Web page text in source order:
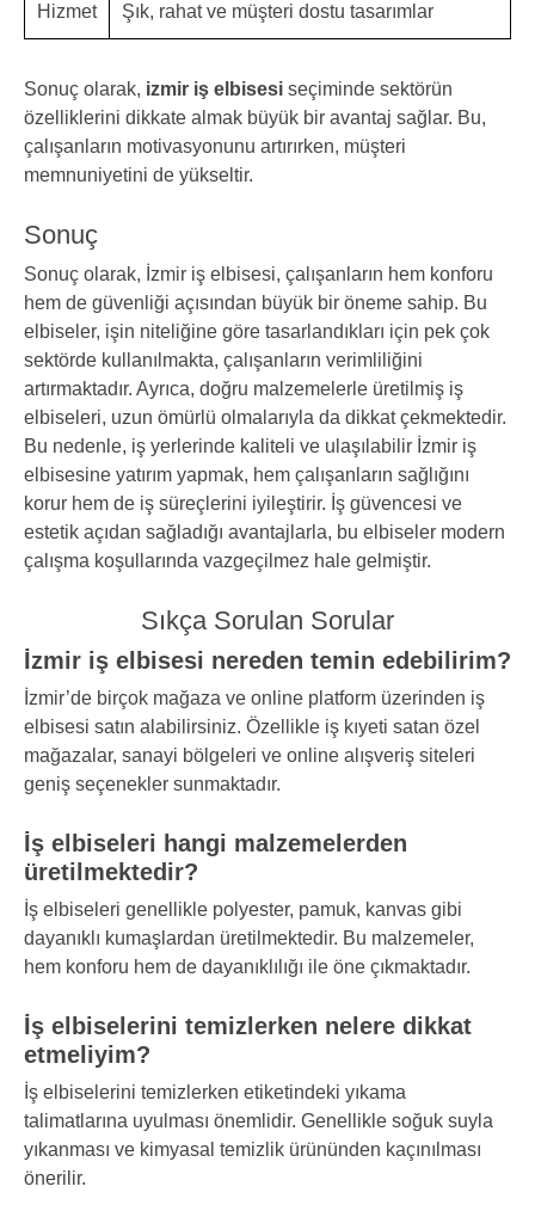
Hizmet Şık, rahat ve müşteri dostu tasarımlar
Sonuç olarak, izmir iş elbisesi seçiminde sektörün
özelliklerini dikkate almak büyük bir avantaj sağlar. Bu,
çalışanların motivasyonunu artırırken, müşteri
memnuniyetini de yükseltir.
Sonuç
Sonuç olarak, İzmir iş elbisesi, çalışanların hem konforu
hem de güvenliği açısından büyük bir öneme sahip. Bu
elbiseler, işin niteliğine göre tasarlandıkları için pek çok
sektörde kullanılmakta, çalışanların verimliliğini
artırmaktadır. Ayrıca, doğru malzemelerle üretilmiş iş
elbiseleri, uzun ömürlü olmalarıyla da dikkat çekmektedir.
Bu nedenle, iş yerlerinde kaliteli ve ulaşılabilir İzmir iş
elbisesine yatırım yapmak, hem çalışanların sağlığını
korur hem de iş süreçlerini iyileştirir. İş güvencesi ve
estetik açıdan sağladığı avantajlarla, bu elbiseler modern
çalışma koşullarında vazgeçilmez hale gelmiştir.
Sıkça Sorulan Sorular
İzmir iş elbisesi nereden temin edebilirim?
İzmir’de birçok mağaza ve online platform üzerinden iş
elbisesi satın alabilirsiniz. Özellikle iş kıyeti satan özel
mağazalar, sanayi bölgeleri ve online alışveriş siteleri
geniş seçenekler sunmaktadır.
İş elbiseleri hangi malzemelerden
üretilmektedir?
İş elbiseleri genellikle polyester, pamuk, kanvas gibi
dayanıklı kumaşlardan üretilmektedir. Bu malzemeler,
hem konforu hem de dayanıklılığı ile öne çıkmaktadır.
İş elbiselerini temizlerken nelere dikkat
etmeliyim?
İş elbiselerini temizlerken etiketindeki yıkama
talimatlarına uyulması önemlidir. Genellikle soğuk suyla
yıkanması ve kimyasal temizlik ürününden kaçınılması
önerilir.